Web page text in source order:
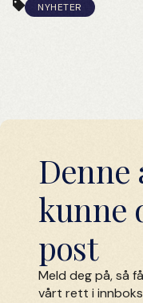
NYHETER
Denne
kunne
post
Meld deg på, så
vårt rett i